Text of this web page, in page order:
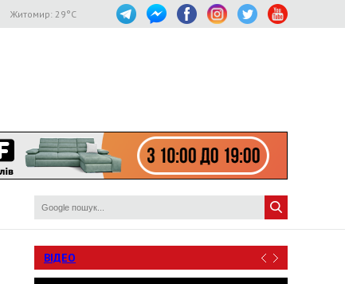
Житомир: 29°C
ВІДЕО